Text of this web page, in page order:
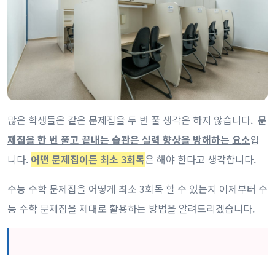
많은 학생들은 같은 문제집을 두 번 풀 생각은 하지 않습니다. 문
제집을 한 번 풀고 끝내는 습관은 실력 향상을 방해하는 요소입
니다. 어떤 문제집이든 최소 3회독은 해야 한다고 생각합니다.
수능 수학 문제집을 어떻게 최소 3회독 할 수 있는지 이제부터 수
능 수학 문제집을 제대로 활용하는 방법을 알려드리겠습니다.